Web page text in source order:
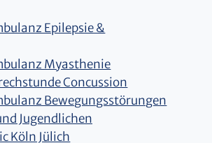
Epilepsie &
Myasthenie
Concussion
Bewegungsstörungen
Jugendlichen
Köln Jülich